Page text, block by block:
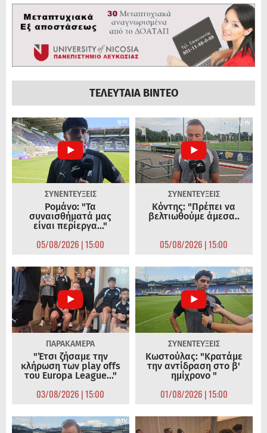
ΤΕΛΕΥΤΑΙΑ ΒΙΝΤΕΟ
ΣΥΝΕΝΤΕΥΞΕΙΣ
Ρομάνο: "Τα
συναισθήματά μας
είναι περίεργα..."
05/08/2026 | 15:00
ΣΥΝΕΝΤΕΥΞΕΙΣ
Κόντης: "Πρέπει να
βελτιωθούμε άμεσα..
05/08/2026 | 15:00
ΠΑΡΑΚΑΜΕΡΑ
"Έτσι ζήσαμε την
κλήρωση των play offs
του Europa League..."
03/08/2026 | 15:00
ΣΥΝΕΝΤΕΥΞΕΙΣ
Κωστούλας: "Κρατάμε
την αντίδραση στο β'
ημίχρονο "
01/08/2026 | 15:00